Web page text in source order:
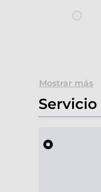
Mostrar más
Servicio